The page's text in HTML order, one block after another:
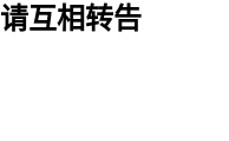
请互相转告